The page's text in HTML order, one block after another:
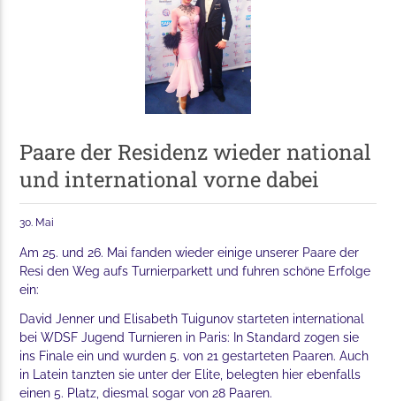
Paare der Residenz wieder national
und international vorne dabei
30. Mai
Am 25. und 26. Mai fanden wieder einige unserer Paare der
Resi den Weg aufs Turnierparkett und fuhren schöne Erfolge
ein:
David Jenner und Elisabeth Tuigunov starteten international
bei WDSF Jugend Turnieren in Paris: In Standard zogen sie
ins Finale ein und wurden 5. von 21 gestarteten Paaren. Auch
in Latein tanzten sie unter der Elite, belegten hier ebenfalls
einen 5. Platz, diesmal sogar von 28 Paaren.